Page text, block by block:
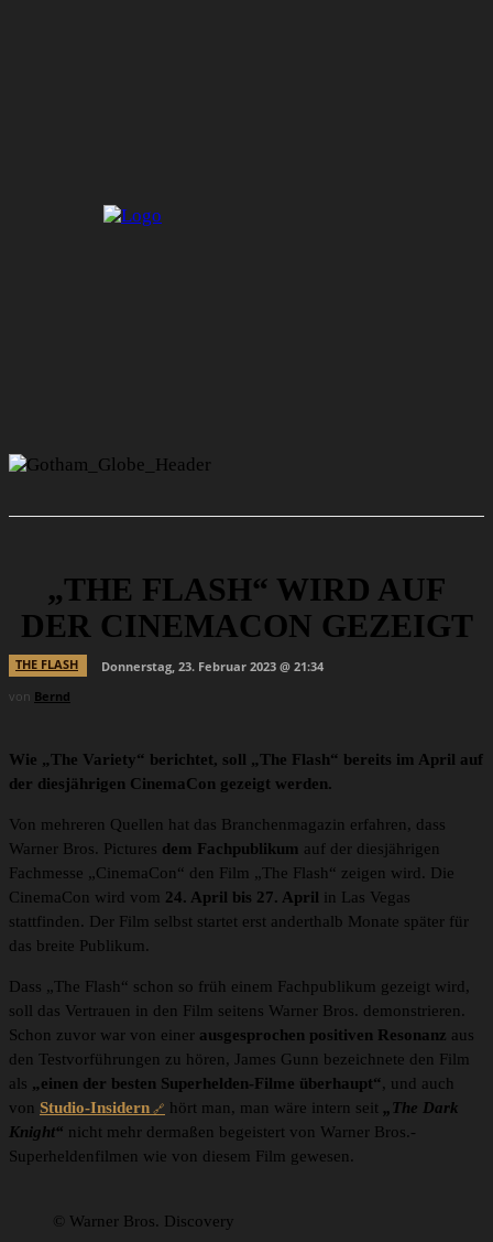
„THE FLASH“ WIRD AUF
DER CINEMACON GEZEIGT
THE FLASH
Donnerstag, 23. Februar 2023 @ 21:34
von Bernd
Wie „The Variety“ berichtet, soll „The Flash“ bereits im April auf
der diesjährigen CinemaCon gezeigt werden.
Von mehreren Quellen hat das Branchenmagazin erfahren, dass
Warner Bros. Pictures dem Fachpublikum auf der diesjährigen
Fachmesse „CinemaCon“ den Film „The Flash“ zeigen wird. Die
CinemaCon wird vom 24. April bis 27. April in Las Vegas
stattfinden. Der Film selbst startet erst anderthalb Monate später für
das breite Publikum.
Dass „The Flash“ schon so früh einem Fachpublikum gezeigt wird,
soll das Vertrauen in den Film seitens Warner Bros. demonstrieren.
Schon zuvor war von einer ausgesprochen positiven Resonanz aus
den Testvorführungen zu hören, James Gunn bezeichnete den Film
als „einen der besten Superhelden-Filme überhaupt“, und auch
von Studio-Insidern hört man, man wäre intern seit „The Dark
Knight“ nicht mehr dermaßen begeistert von Warner Bros.-
Superheldenfilmen wie von diesem Film gewesen.
© Warner Bros. Discovery